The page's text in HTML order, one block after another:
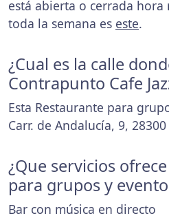
está abierta o cerrada
toda la semana es este.
¿Cual es la calle
Contrapunto Cafe
Esta Restaurante para
Carr. de Andalucía, 9,
¿Que servicios
para grupos y
Bar con música en directo